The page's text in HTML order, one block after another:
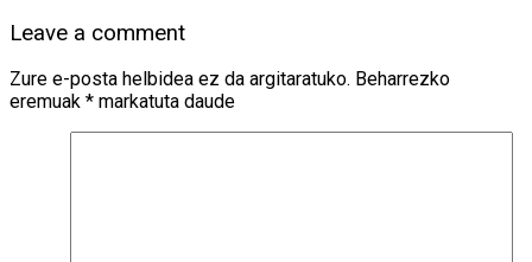
Leave a comment
Zure e-posta helbidea ez da argitaratuko. Beharrezko
eremuak * markatuta daude